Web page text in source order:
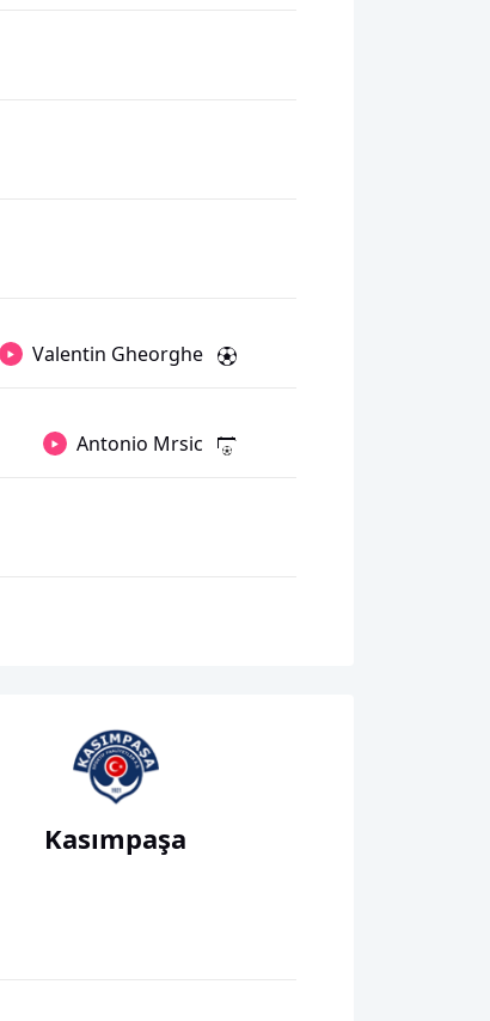
Valentin Gheorghe
Antonio Mrsic
Kasımpaşa